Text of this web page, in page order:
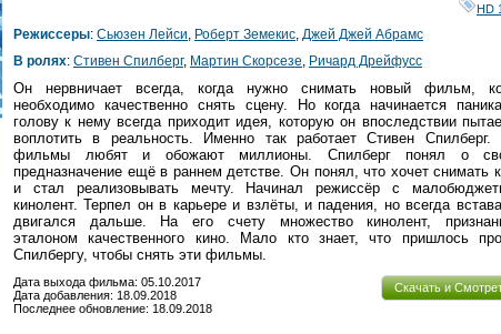
HD
Режиссеры: Сьюзен Лейси, Роберт Земекис, Джей Джей Абрамс
В ролях: Стивен Спилберг, Мартин Скорсезе, Ричард Дрейфусс
Он нервничает всегда, когда нужно снимать новый фильм,
необходимо качественно снять сцену. Но когда начинается
голову к нему всегда приходит идея, которую он впоследствии
воплотить в реальность. Именно так работает Стивен Спилберг.
фильмы любят и обожают миллионы. Спилберг понял о
предназначение ещё в раннем детстве. Он понял, что хочет снимать
и стал реализовывать мечту. Начинал режиссёр с
кинолент. Терпел он в карьере и взлёты, и падения, но всегда
двигался дальше. На его счету множество кинолент,
эталоном качественного кино. Мало кто знает, что пришлось
Спилбергу, чтобы снять эти фильмы.
Скачать и
Дата выхода фильма: 05.10.2017
Дата добавления: 18.09.2018
Последнее обновление: 18.09.2018